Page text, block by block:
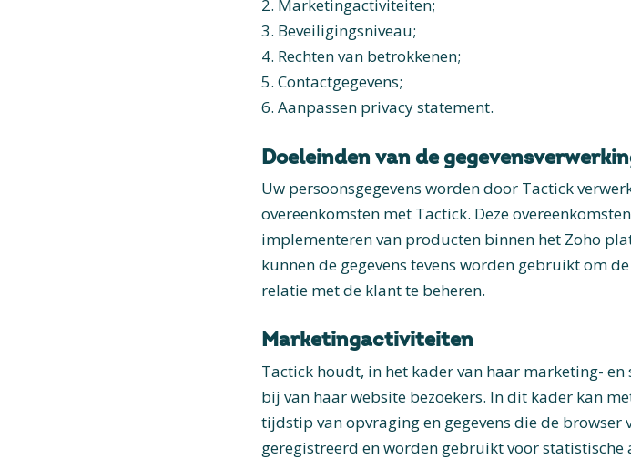
2. Marketingactiviteiten;
3. Beveiligingsniveau;
4. Rechten van betrokkenen;
5. Contactgegevens;
6. Aanpassen privacy statement.
Doeleinden van de
Uw persoonsgegevens worden door Tactick
overeenkomsten met Tactick. Deze
implementeren van producten binnen het Zoho
kunnen de gegevens tevens worden gebruikt om
relatie met de klant te beheren.
Marketingactiviteiten
Tactick houdt, in het kader van haar marketing-
bij van haar website bezoekers. In dit kader kan
tijdstip van opvraging en gegevens die de browser
geregistreerd en worden gebruikt voor statistische